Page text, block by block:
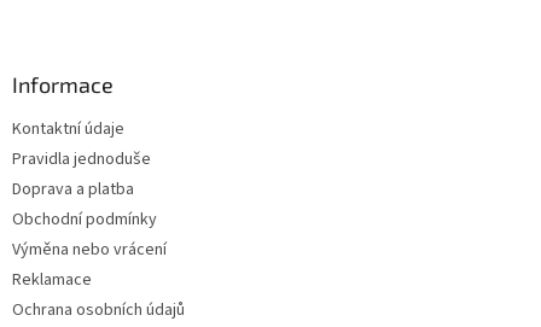
Informace
Kontaktní údaje
Pravidla jednoduše
Doprava a platba
Obchodní podmínky
Výměna nebo vrácení
Reklamace
Ochrana osobních údajů